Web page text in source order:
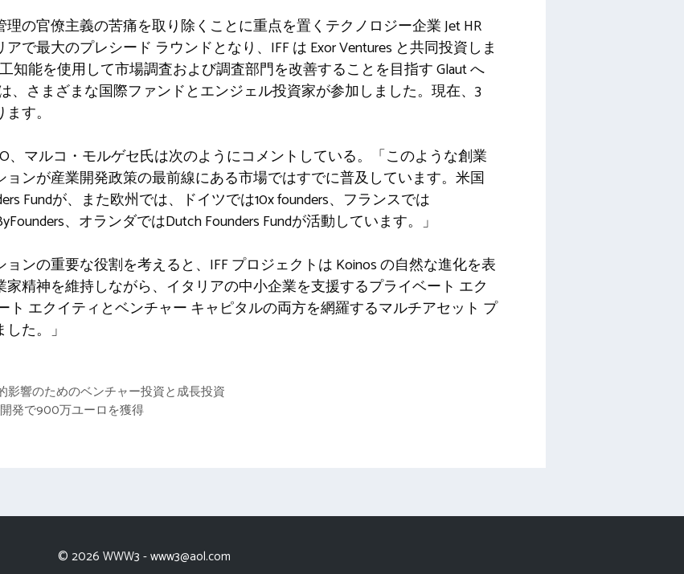
の官僚主義の苦痛を取り除くことに重点を置くテクノロジー企業 Jet HR
で最大のプレシード ラウンドとなり、IFF は Exor Ventures と共同投資しま
知能を使用して市場調査および調査部門を改善することを目指す Glaut へ
、さまざまな国際ファンドとエンジェル投資家が参加しました。現在、3
す。
、マルコ・モルゲセ氏は次のようにコメントしている。「このような創業
ンが産業開発政策の最前線にある市場ではすでに普及しています。米国
Fundが、また欧州では、ドイツでは10x founders、フランスでは
、オランダではDutch Founders Fundが活動しています。」
ンの重要な役割を考えると、IFF プロジェクトは Koinos の自然な進化を表
精神を維持しながら、イタリアの中小企業を支援するプライベート エク
ト エクイティとベンチャー キャピタルの両方を網羅するマルチアセット プ
た。」
影響のためのベンチャー投資と成長投資
発で900万ユーロを獲得
© 2026 WWW3 -www3@aol.com